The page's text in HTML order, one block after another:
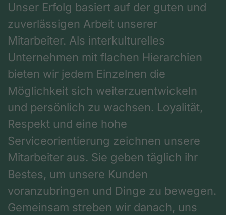
Unser Erfolg basiert auf der guten und
zuverlässigen Arbeit unserer
Mitarbeiter. Als interkulturelles
Unternehmen mit flachen Hierarchien
bieten wir jedem Einzelnen die
Möglichkeit sich weiterzuentwickeln
und persönlich zu wachsen. Loyalität,
Respekt und eine hohe
Serviceorientierung zeichnen unsere
Mitarbeiter aus. Sie geben täglich ihr
Bestes, um unsere Kunden
voranzubringen und Dinge zu bewegen.
Gemeinsam streben wir danach, uns